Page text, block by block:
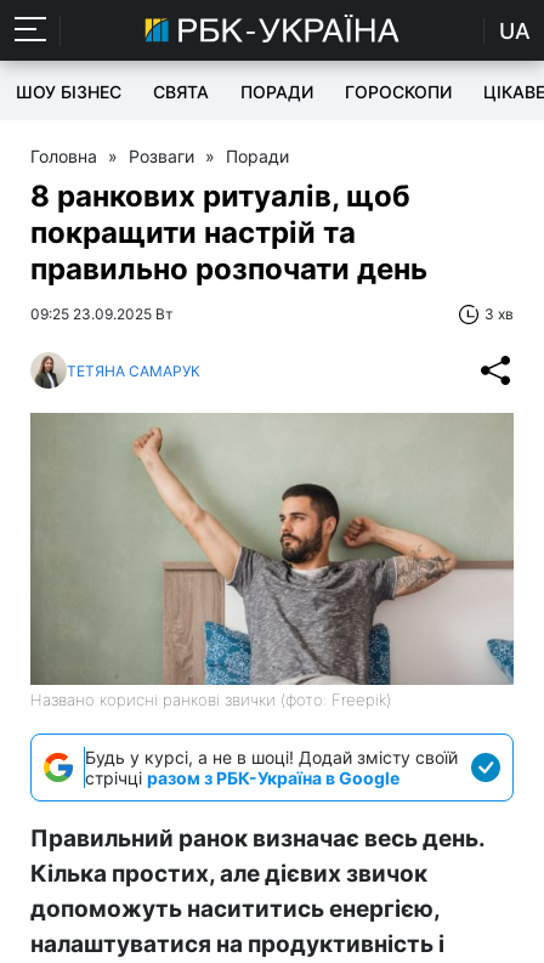
UA
ШОУ БІЗНЕС СВЯТА ПОРАДИ ГОРОСКОПИ ЦІКАВЕ
Головна » Розваги » Поради
8 ранкових ритуалів, щоб
покращити настрій та
правильно розпочати день
09:25 23.09.2025 Вт 3 хв
ТЕТЯНА САМАРУК
Названо корисні ранкові звички (фото: Freepik)
Будь у курсі, а не в шоці! Додай змісту своїй
стрічці разом з РБК-Україна в Google
Правильний ранок визначає весь день.
Кілька простих, але дієвих звичок
допоможуть насититись енергією,
налаштуватися на продуктивність і